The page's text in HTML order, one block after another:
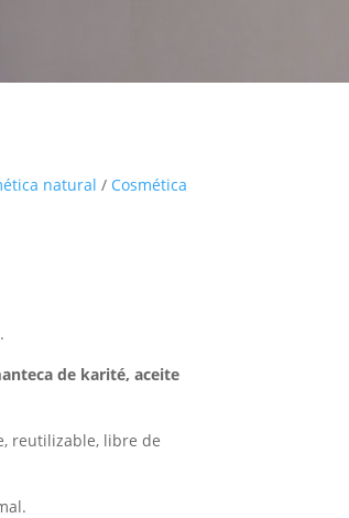
natural / Cosmética
de karité, aceite
reutilizable, libre de